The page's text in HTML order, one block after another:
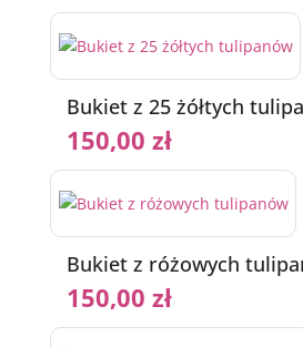
Bukiet z 25 żółtych
150,00 zł
Bukiet z różowych
150,00 zł